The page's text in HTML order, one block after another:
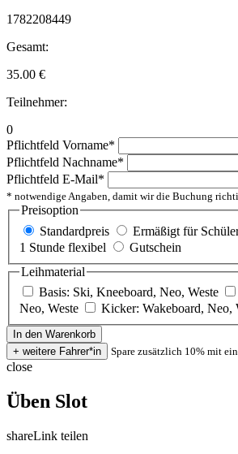
1782208449
Gesamt:
35.00 €
Teilnehmer:
0
Pflichtfeld Vorname*
Pflichtfeld Nachname*
Pflichtfeld E-Mail*
* notwendige Angaben, damit wir die Buchung
Preisoption
Standardpreis
Ermäßigt für
1 Stunde flexibel
Gutschein
Leihmaterial
Basis: Ski, Kneeboard, Neo, Weste
Neo, Weste
Kicker: Wakeboard, Neo,
Spare zusätzlich 10% mit
close
Üben Slot
shareLink teilen